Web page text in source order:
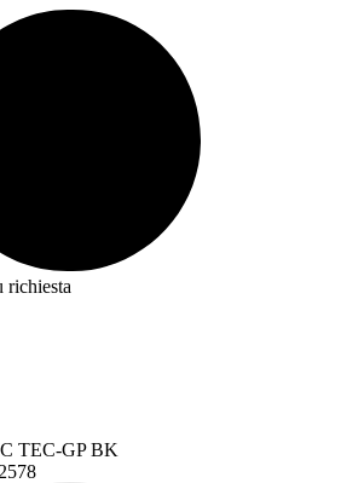
richiesta
TEC-GP BK